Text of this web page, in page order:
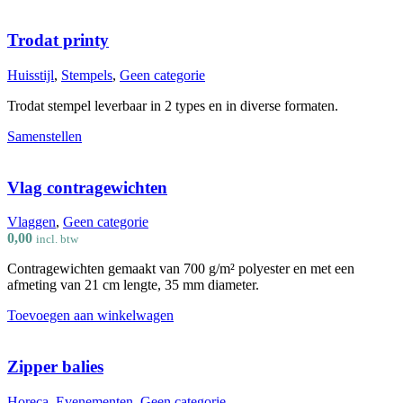
Trodat printy
Huisstijl, Stempels, Geen categorie
Trodat stempel leverbaar in 2 types en in diverse formaten.
Samenstellen
Vlag contragewichten
Vlaggen, Geen categorie
0,00 incl. btw
Contragewichten gemaakt van 700 g/m² polyester en met een
afmeting van 21 cm lengte, 35 mm diameter.
Toevoegen aan winkelwagen
Zipper balies